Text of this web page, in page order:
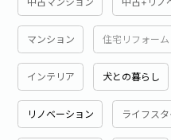
マンション 住宅リフォーム
インテリア 犬との暮らし
リノベーション ライフス